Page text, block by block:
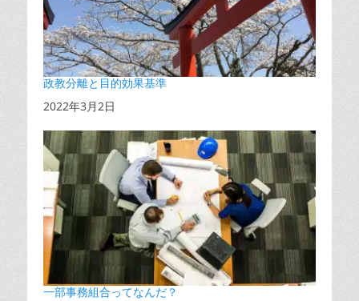
政教分離と目的効果基準
日付
2022年3月2日
一部事務組合ってなんだ？